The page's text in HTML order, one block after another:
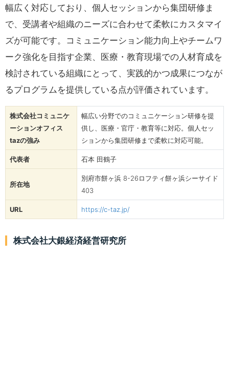
幅広く対応しており、個人セッションから集団研修ま
で、受講者や組織のニーズに合わせて柔軟にカスタマイ
ズが可能です。コミュニケーション能力向上やチームワ
ーク強化を目指す企業、医療・教育現場での人材育成を
検討されている組織にとって、実践的かつ成果につなが
るプログラムを提供している点が評価されています。
株式会社コミュニケ
ーションオフィス
tazの強み
幅広い分野でのコミュニケーション研修を提
供し、医療・官庁・教育等に対応。個人セッ
ションから集団研修まで柔軟に対応可能。
代表者 石本 田鶴子
所在地
別府市餅ヶ浜 8-26ロフティ餅ヶ浜シーサイド
403
URL https://c-taz.jp/
株式会社大銀経済経営研究所